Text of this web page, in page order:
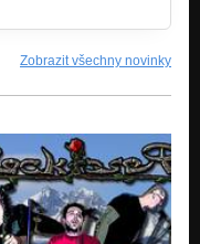
Zobrazit všechny novinky